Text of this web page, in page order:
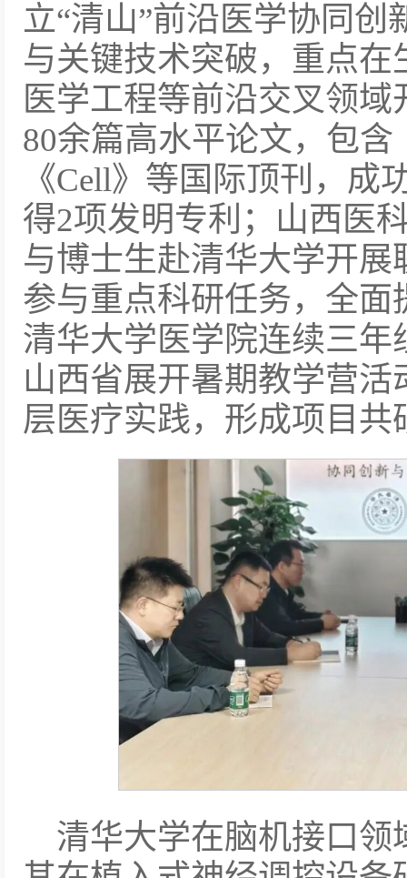
立“清山”前沿医学协同
与关键技术突破，重点
医学工程等前沿交叉领
80余篇高水平论文，包含
《Cell》等国际顶刊，成
得2项发明专利；山西医
与博士生赴清华大学开
参与重点科研任务，全
清华大学医学院连续三
山西省展开暑期教学营
层医疗实践，形成项目
清华大学在脑机接口领